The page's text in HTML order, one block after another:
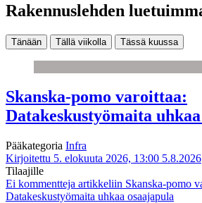
Rakennuslehden
Tänään Tällä viikolla Tässä kuussa
Skanska-pomo varoittaa:
Datakeskustyömaita
Pääkategoria Infra
Kirjoitettu 5. elokuuta 2026, 13:00 5.8.2026
Tilaajille
Ei kommentteja artikkeliin Skanska-pomo
Datakeskustyömaita uhkaa osaajapula